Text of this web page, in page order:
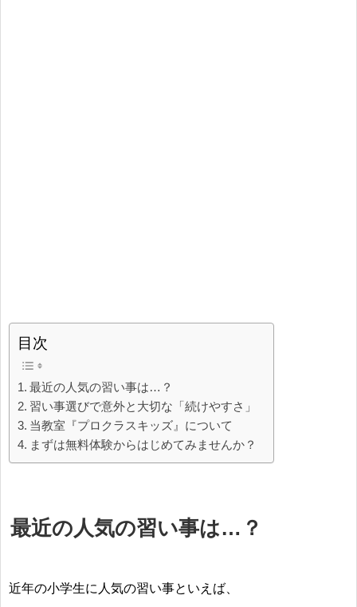
目次
最近の人気の習い事は…？
習い事選びで意外と大切な「続けやすさ」
当教室『プロクラスキッズ』について
まずは無料体験からはじめてみませんか？
最近の人気の習い事は…？
近年の小学生に人気の習い事といえば、